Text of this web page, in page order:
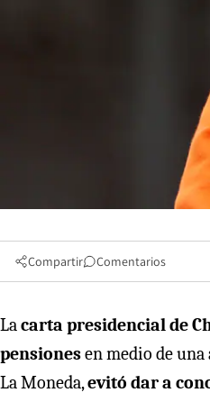
Compartir Comentarios
Lacarta presidencial de
pensionesen medio de
La Moneda,evitó dar a